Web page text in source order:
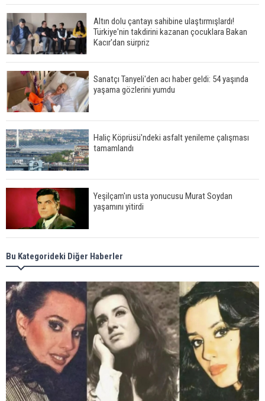
Altın dolu çantayı sahibine ulaştırmışlardı!
Türkiye'nin takdirini kazanan çocuklara Bakan
Kacır'dan sürpriz
Sanatçı Tanyeli'den acı haber geldi: 54 yaşında
yaşama gözlerini yumdu
Haliç Köprüsü'ndeki asfalt yenileme çalışması
tamamlandı
Yeşilçam'ın usta yonucusu Murat Soydan
yaşamını yitirdi
Meral Akşener ile Müsavat Dervişoğlu cenazede
görüntülendi
29 Mayıs okullar tatil mi?
Bilim kurgu gerçekleşiyor... Dondurulmuş
insanları hayata döndürecek keşif
Bu Kategorideki Diğer Haberler